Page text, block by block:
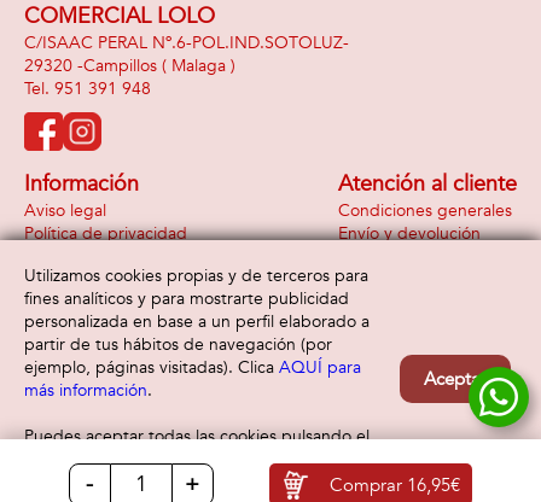
- + Comprar 16,95€
COMERCIAL LOLO
C/ISAAC PERAL Nº.6-POL.IND.SOTOLUZ-
29320 -Campillos ( Malaga )
951 391 948
Información
Aviso legal
Política de privacidad
Atención al cliente
Condiciones generales
Envío y devolución
Formas de pago
Utilizamos cookies propias y de terceros para
fines analíticos y para mostrarte publicidad
personalizada en base a un perfil elaborado a
partir de tus hábitos de navegación (por
ejemplo, páginas visitadas). Clica AQUÍ para
más información.
Puedes aceptar todas las cookies pulsando el
botón “Aceptar” o configurarlas o rechazar su
uso clicando
AQUÍ
Aceptar